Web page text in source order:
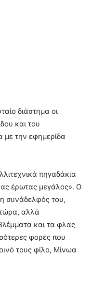
διάστημα οι
και του
την εφημερίδα
πηγαδάκια
έρωτας μεγάλος». Ο
συνάδελφός του,
αλλά
και τα φλας
φορές που
τους φίλο, Μίνωα